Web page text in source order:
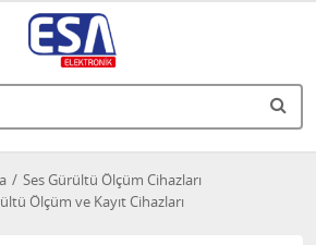
Ses Gürültü Ölçüm Cihazları
Ölçüm ve Kayıt Cihazları